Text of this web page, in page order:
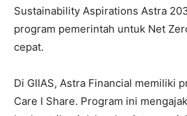
Sustainability Aspirations Astra
program pemerintah untuk Net
cepat.
Di GIIAS, Astra Financial memiliki
Care I Share. Program ini